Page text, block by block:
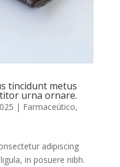
tincidunt metus
urna ornare.
| Farmaceútico,
adipiscing
in posuere nibh.